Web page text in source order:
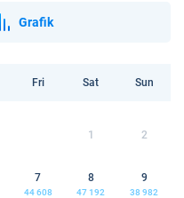
Grafik
Fri Sat Sun
1 2
7
44 608
8
47 192
9
38 982